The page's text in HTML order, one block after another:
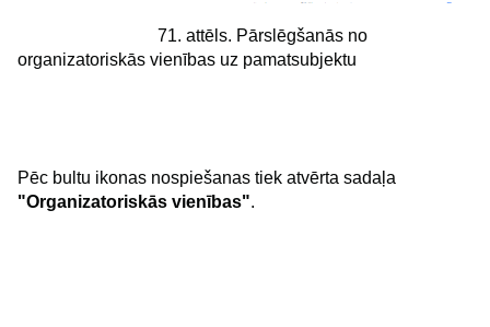
71. attēls. Pārslēgšanās no
organizatoriskās vienības uz pamatsubjektu
Pēc bultu ikonas nospiešanas tiek atvērta sadaļa
"Organizatoriskās vienības".